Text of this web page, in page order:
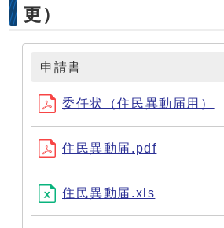
更）
申請書
委任状（住民異動届用）
住民異動届.pdf
住民異動届.xls